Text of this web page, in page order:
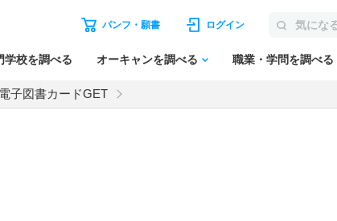
パンフ・願書 ログイン
学校を調べる オーキャンを調べる 職業・学問を調べる
子図書カードGET